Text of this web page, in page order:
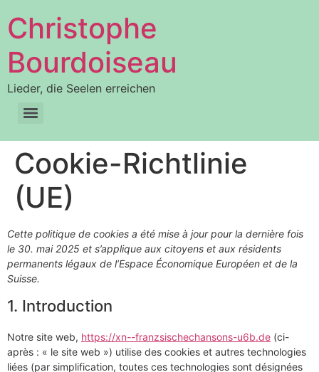
Christophe
Bourdoiseau
Lieder, die Seelen erreichen
Cookie-Richtlinie
(UE)
Cette politique de cookies a été mise à jour pour la dernière fois
le 30. mai 2025 et s’applique aux citoyens et aux résidents
permanents légaux de l’Espace Économique Européen et de la
Suisse.
1. Introduction
Notre site web, https://xn--franzsischechansons-u6b.de (ci-
après : « le site web ») utilise des cookies et autres technologies
liées (par simplification, toutes ces technologies sont désignées